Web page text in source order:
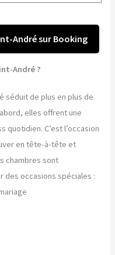
André sur Booking
André ?
séduit de plus en plus de
elles offrent une
quotidien. C’est l’occasion
en tête-à-tête et
chambres sont
occasions spéciales :